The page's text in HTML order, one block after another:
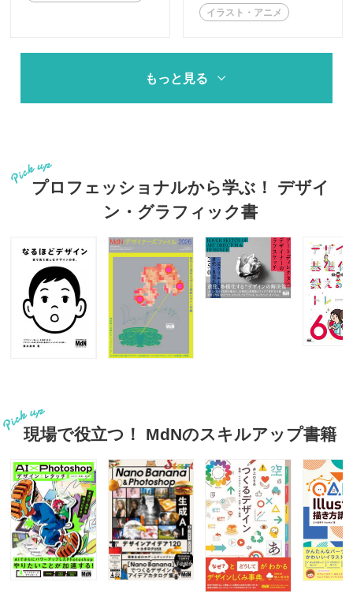
イラスト・アニメ
もっと見る
プロフェッショナルから学ぶ！ デザイ
ン・グラフィック書
現場で役立つ！ MdNのスキルアップ書籍